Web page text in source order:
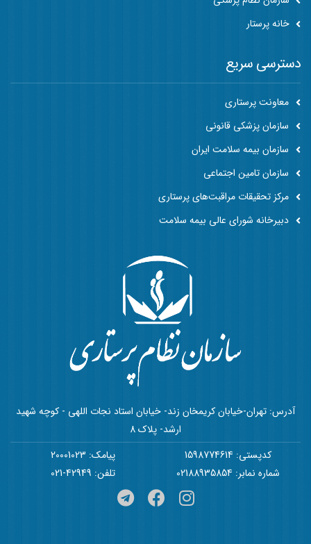
خانه پرستار
آدرس: تهران-خیابان کریمخان زند- خیابان استاد نجات اللهی - کوچه شهید
ارشد- پلاک 8
کدپستی: 1598774614
پیامک: 20001023
شماره نمابر: 02188935854
تلفن: 42949-021
دسترسی سریع
معاونت پرستاری
سازمان پزشکی قانونی
سازمان بیمه سلامت ایران
سازمان تامین اجتماعی
مرکز تحقیقات مراقبت‌های پرستاری
دبیرخانه شورای عالی بیمه سلامت